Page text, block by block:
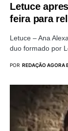
Letuce
feira para
Letuce – Ana
duo formado por
POR REDAÇÃO AGORA